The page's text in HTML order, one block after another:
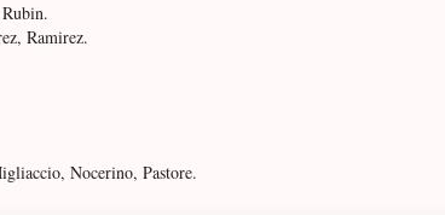
Ramirez.
Nocerino, Pastore.